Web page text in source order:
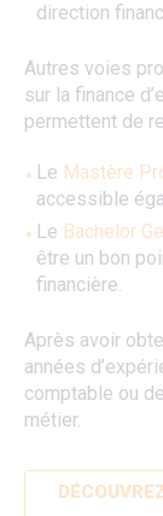
direction
Autres voies
sur la finance
permettent de
Le Mastère
accessible
Le Bachelor
être un bon
financière.
Après avoir
années
comptable ou
métier.